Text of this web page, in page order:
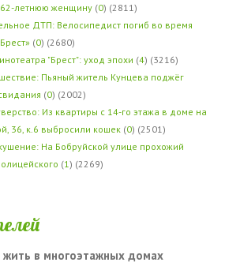
летнюю женщину (0) (2811)
ДТП: Велосипедист погиб во время
(0) (2680)
"Брест": уход эпохи (4) (3216)
Пьяный житель Кунцева поджёг
(0) (2002)
Из квартиры с 14-го этажа в доме на
36, к.6 выбросили кошек (0) (2501)
На Бобруйской улице прохожий
(1 ) (2269)
в многоэтажных домах